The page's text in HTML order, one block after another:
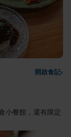
開啟食記›
小餐館，還有限定